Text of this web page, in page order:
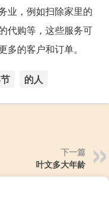
业，例如扫除家里的
代购等，这些服务可
的客户和订单。
的人
下一篇
叶文多大年龄